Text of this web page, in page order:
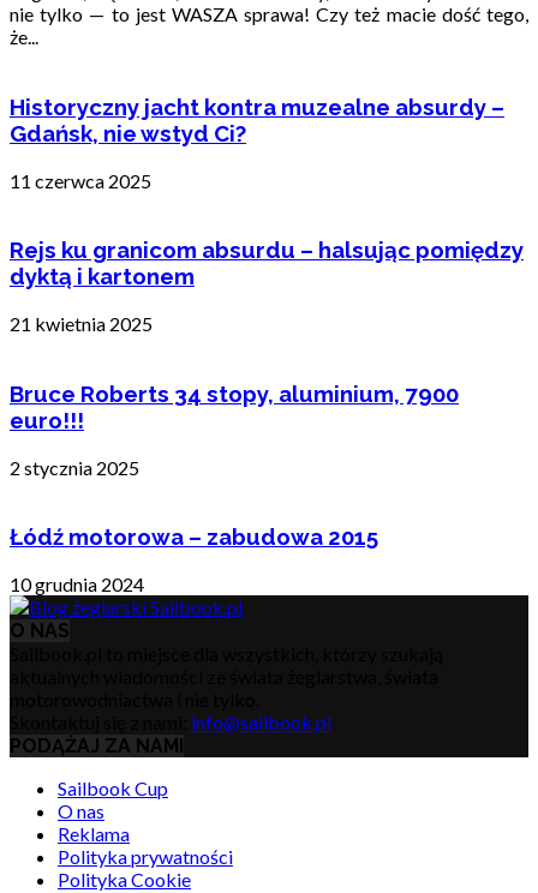
nie tylko — to jest WASZA sprawa! Czy też macie dość tego,
że...
Historyczny jacht kontra muzealne absurdy –
Gdańsk, nie wstyd Ci?
11 czerwca 2025
Rejs ku granicom absurdu – halsując pomiędzy
dyktą i kartonem
21 kwietnia 2025
Bruce Roberts 34 stopy, aluminium, 7900
euro!!!
2 stycznia 2025
Łódź motorowa – zabudowa 2015
10 grudnia 2024
O NAS
info@sailbook.pl
PODĄŻAJ ZA NAMI
Sailbook Cup
O nas
Reklama
Polityka prywatności
Polityka Cookie